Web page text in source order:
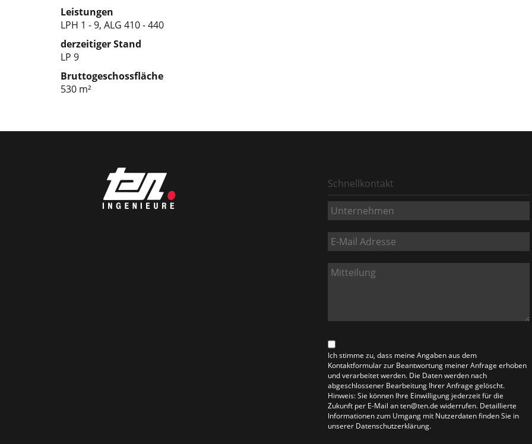
Leistungen
LPH 1 - 9, ALG 410 - 440
derzeitiger Stand
LP 9
Bruttogeschossfläche
530 m²
Schnellkontakt
Ich stimme zu, dass meine Angaben aus dem
Kontaktformular zur Beantwortung meiner Anfrage erhoben
und verarbeitet werden. Die Daten werden nach
abgeschlossener Bearbeitung Ihrer Anfrage gelöscht.
Hinweis: Sie können Ihre Einwilligung jederzeit für die
Zukunft per E-Mail an ten@ten.de widerrufen. Detaillierte
Informationen zum Umgang mit Nutzerdaten finden Sie in
unserer Datenschutzerklärung.